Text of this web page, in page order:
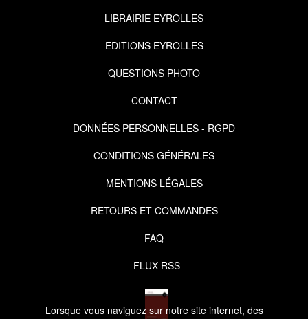
Lorsque vous naviguez sur notre site internet, des
LIBRAIRIE EYROLLES
EDITIONS EYROLLES
QUESTIONS PHOTO
CONTACT
DONNÉES PERSONNELLES - RGPD
CONDITIONS GÉNÉRALES
MENTIONS LÉGALES
RETOURS ET COMMANDES
FAQ
FLUX RSS